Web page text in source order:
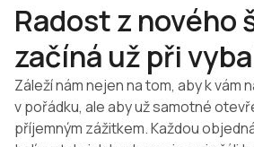
Radost z nového
začíná už při
Záleží nám nejen na tom, aby k vám
v pořádku, ale aby už samotné
příjemným zážitkem. Každou